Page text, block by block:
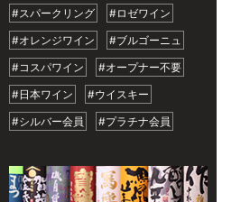
#スパークリング
#ロゼワイン
#オレンジワイン
#ブルゴーニュ
#コスパワイン
#オープナー不要
#日本ワイン
#ウイスキー
#シルバー会員
#プラチナ会員